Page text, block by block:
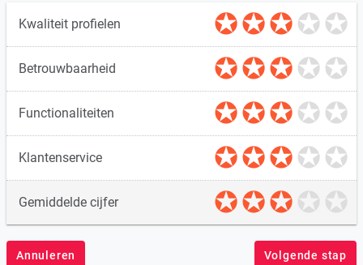
Kwaliteit profielen
Betrouwbaarheid
Functionaliteiten
Klantenservice
Gemiddelde cijfer
Annuleren Volgende stap